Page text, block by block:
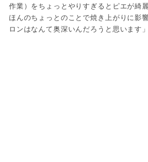
作業）をちょっとやりすぎるとピエが綺
ほんのちょっとのことで焼き上がりに影
ロンはなんて奥深いんだろうと思います」